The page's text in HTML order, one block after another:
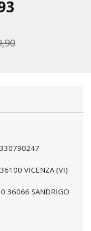
VICENZA (VI)
36066 SANDRIGO